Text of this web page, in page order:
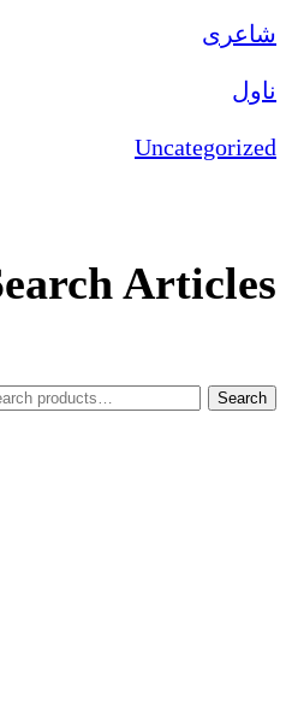
شاعری
ناول
Uncategorized
Articles
Search